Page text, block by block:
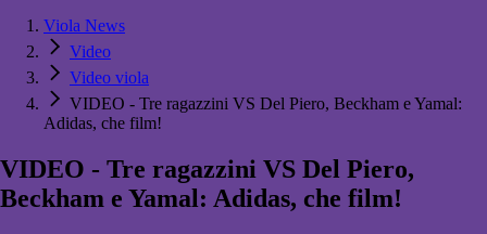
Viola News
Video
Video viola
VIDEO - Tre ragazzini VS Del Piero, Beckham e Yamal:
Adidas, che film!
VIDEO - Tre ragazzini VS Del Piero,
Beckham e Yamal: Adidas, che film!